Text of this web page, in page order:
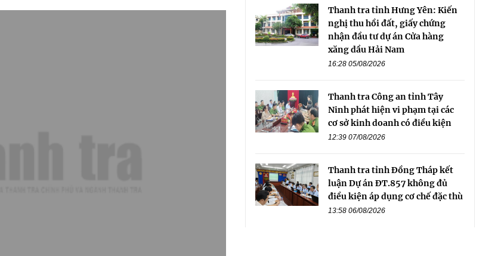
Thanh tra tỉnh Hưng Yên: Kiến
nghị thu hồi đất, giấy chứng
nhận đầu tư dự án Cửa hàng
xăng dầu Hải Nam
16:28 05/08/2026
Thanh tra Công an tỉnh Tây
Ninh phát hiện vi phạm tại các
cơ sở kinh doanh có điều kiện
12:39 07/08/2026
Thanh tra tỉnh Đồng Tháp kết
luận Dự án ĐT.857 không đủ
điều kiện áp dụng cơ chế đặc thù
13:58 06/08/2026